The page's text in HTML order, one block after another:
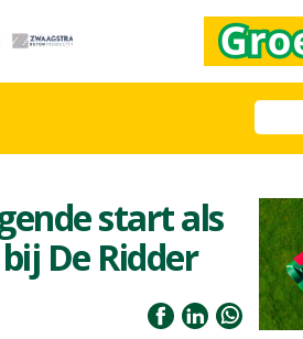
start als
De Ridder